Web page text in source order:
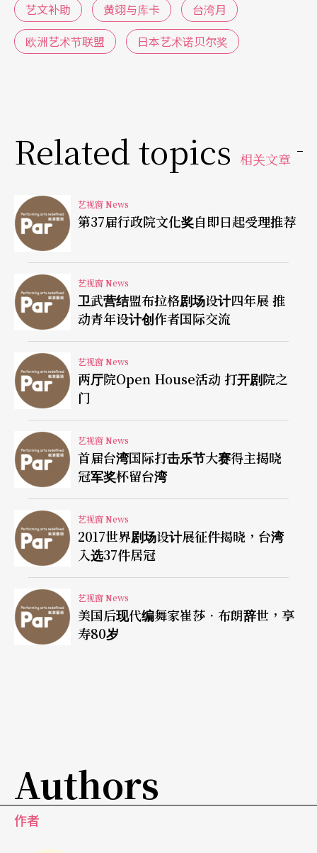
艺文补助 黄翊与库卡
台湾月
欧洲艺术节联盟
日本艺术诺贝尔奖
Related topics 相关文章
艺视窗 News
第37届行政院文化奖自即日起受理推荐
艺视窗 News
卫武营结盟布拉格剧场设计四年展 推
动青年设计创作者国际交流
艺视窗 News
两厅院Open House活动 打开剧院之
门
艺视窗 News
首届台湾国际打击乐节大赛得主揭晓
冠军奖杯留台湾
艺视窗 News
2017世界剧场设计展征件揭晓，台湾
入选37件居冠
艺视窗 News
美国后现代编舞家崔莎．布朗辞世，享
寿80岁
Authors
作者